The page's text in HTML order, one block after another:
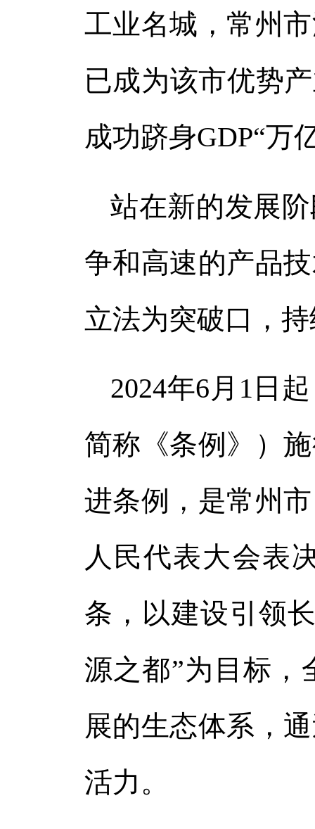
工业名城，常州
已成为该市优势
成功跻身GDP“万
站在新的发展
争和高速的产品
立法为突破口，
2024年6月1日
简称《条例》）
进条例，是常州
人民代表大会表
条，以建设引领
源之都”为目标，
展的生态体系，
活力。